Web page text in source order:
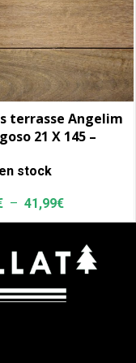
terrasse Angelim
21 X 145 –
stock
– 41,99€